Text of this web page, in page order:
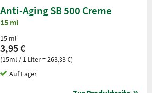
Anti-Aging SB 500 Creme
15 ml
15 ml
3,95 €
(15ml / 1 Liter = 263,33 €)
Auf Lager